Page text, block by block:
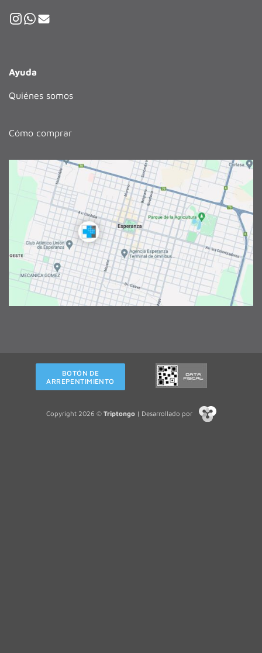
Ayuda
Quiénes somos
Cómo comprar
BOTÓN DE
ARREPENTIMIENTO
Copyright 2026 © Triptongo| Desarrollado por